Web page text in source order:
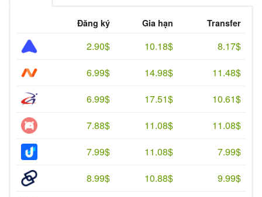
Đăng ký Gia hạn Transfer
2.90$ 10.18$
8.17$
6.99$
14.98$
11.48$
6.99$
17.51$
10.61$
7.88$
11.08$
11.08$
7.99$
11.08$
7.99$
8.99$
10.88$
9.99$